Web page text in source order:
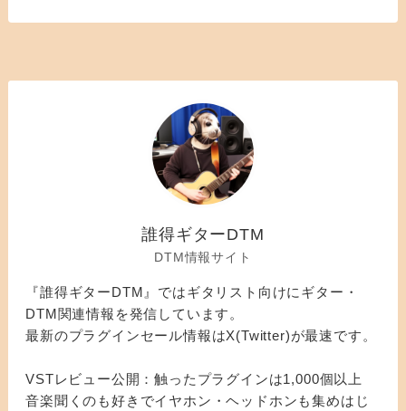
誰得ギターDTM
DTM情報サイト
『誰得ギターDTM』ではギタリスト向けにギター・
DTM関連情報を発信しています。
最新のプラグインセール情報はX(Twitter)が最速です。
VSTレビュー公開：触ったプラグインは1,000個以上
音楽聞くのも好きでイヤホン・ヘッドホンも集めはじ